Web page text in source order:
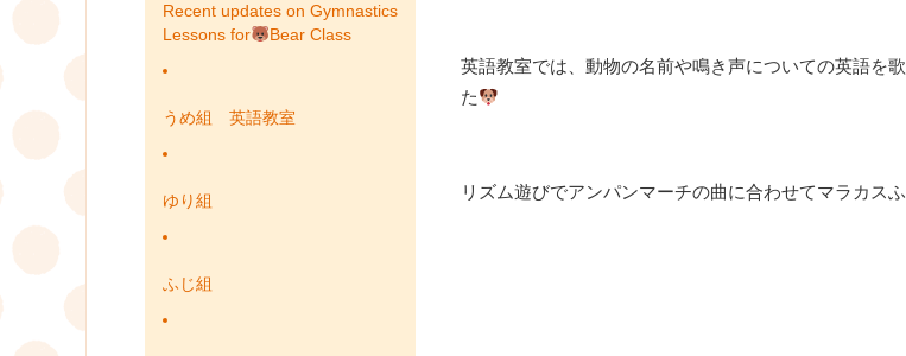
Recent updates on Gymnastics
Lessons for
Bear Class
うめ組 英語教室
ゆり組
ふじ組
英語教室では、動物の名前や鳴き声についての英語を
た
リズム遊びでアンパンマーチの曲に合わせてマラカス